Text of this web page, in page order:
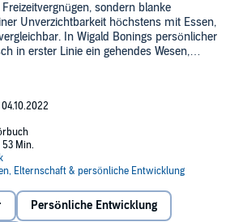
sondern blanke
Unverzichtbarkeit höchstens mit Essen,
In Wigald Bonings persönlicher
in erster Linie ein gehendes Wesen,
am liebsten nach ausführlichem Langgang.
und Gehumpel bis zum von Ehrgeiz
durch Fels und Firn. In seinem Hörbuch
der mitunter den Boden unter den Füßen
wieder auf dieselben und begeht
einen reizvollen Trampelpfad ins
Verlag GmbH (P)2022 GRÄFE UND
Persönliche Entwicklung